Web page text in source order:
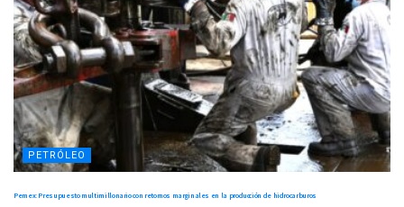
PETRÓLEO
Pemex: Presupuesto multimillonario con retornos marginales en la producción de hidrocarburos